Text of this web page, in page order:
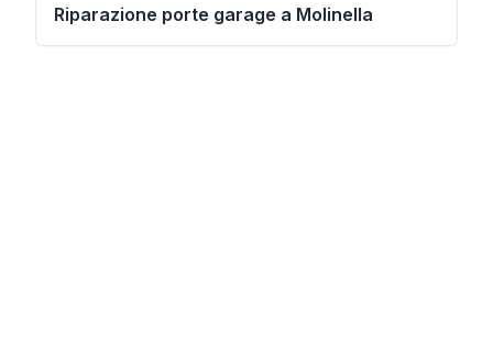
Riparazione porte garage a Molinella